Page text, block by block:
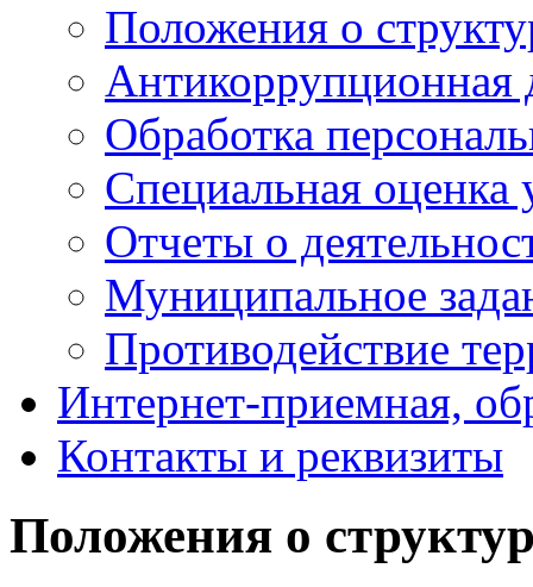
Положения о
Антикоррупционная
Обработка
Специальная оценка
Отчеты о
Муниципальное
Противодействие
Интернет-приемная,
Контакты и реквизиты
Положения о